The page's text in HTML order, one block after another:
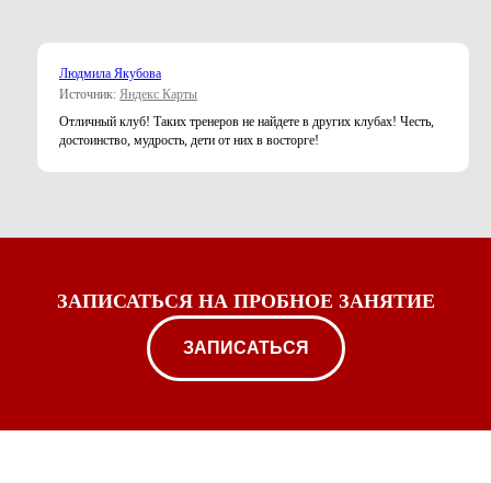
Людмила Якубова
Источник: Яндекс Карты
Отличный клуб! Таких тренеров не найдете в других клубах! Честь,
достоинство, мудрость, дети от них в восторге!
ЗАПИСАТЬСЯ НА ПРОБНОЕ ЗАНЯТИЕ
ЗАПИСАТЬСЯ